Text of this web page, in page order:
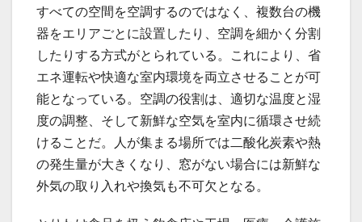
すべての空間を空調するのではなく、複数台の機
器をエリアごとに設置したり、空調を細かく分割
したりする方式がとられている。これにより、省
エネ運転や快適な室内環境を両立させることが可
能となっている。空調の役割は、適切な温度と湿
度の調整、そして新鮮な空気を室内に循環させ続
けることだ。人が集まる場所では二酸化炭素や熱
の発生量が大きくなり、窓がない場合には新鮮な
外気の取り入れや換気も不可欠となる。